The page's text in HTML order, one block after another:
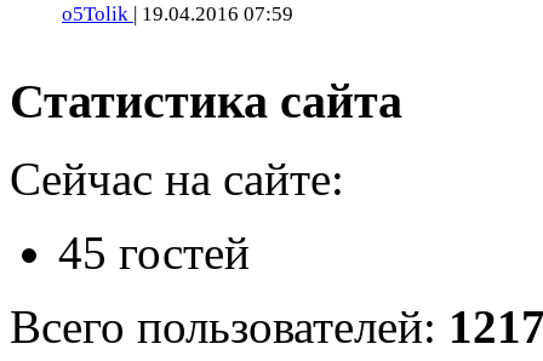
o5Tolik | 19.04.2016 07:59
Статистика сайта
Сейчас на сайте:
45 гостей
Всего пользователей: